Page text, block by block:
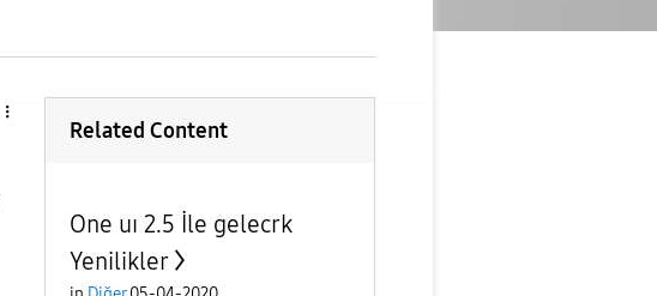
Related Content
One uı 2.5 İle gelecrk
Yenilikler